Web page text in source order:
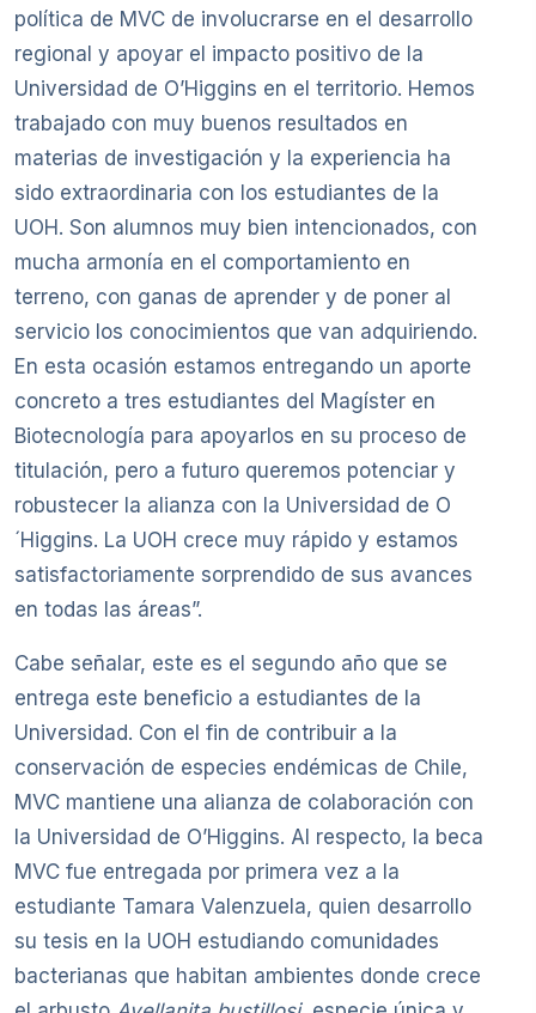
política de MVC de involucrarse en el desarrollo
regional y apoyar el impacto positivo de la
Universidad de O’Higgins en el territorio. Hemos
trabajado con muy buenos resultados en
materias de investigación y la experiencia ha
sido extraordinaria con los estudiantes de la
UOH. Son alumnos muy bien intencionados, con
mucha armonía en el comportamiento en
terreno, con ganas de aprender y de poner al
servicio los conocimientos que van adquiriendo.
En esta ocasión estamos entregando un aporte
concreto a tres estudiantes del Magíster en
Biotecnología para apoyarlos en su proceso de
titulación, pero a futuro queremos potenciar y
robustecer la alianza con la Universidad de O
´Higgins. La UOH crece muy rápido y estamos
satisfactoriamente sorprendido de sus avances
en todas las áreas”.
Cabe señalar, este es el segundo año que se
entrega este beneficio a estudiantes de la
Universidad. Con el fin de contribuir a la
conservación de especies endémicas de Chile,
MVC mantiene una alianza de colaboración con
la Universidad de O’Higgins. Al respecto, la beca
MVC fue entregada por primera vez a la
estudiante Tamara Valenzuela, quien desarrollo
su tesis en la UOH estudiando comunidades
bacterianas que habitan ambientes donde crece